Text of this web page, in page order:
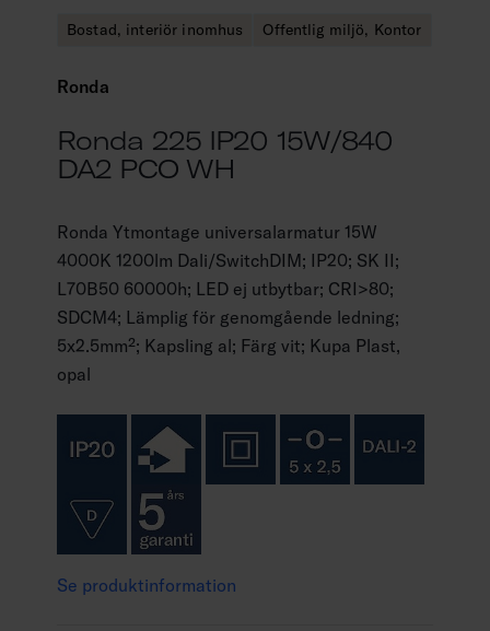
Bostad, interiör inomhus Offentlig miljö, Kontor
Ronda
Ronda 225 IP20 15W/840
DA2 PCO WH
Ronda Ytmontage universalarmatur 15W
4000K 1200lm Dali/SwitchDIM; IP20; SK II;
L70B50 60000h; LED ej utbytbar; CRI>80;
SDCM4; Lämplig för genomgående ledning;
5x2.5mm²; Kapsling al; Färg vit; Kupa Plast,
opal
Se produktinformation